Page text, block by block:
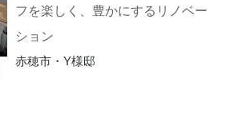
フを楽しく、豊かにするリノベー
ション
赤穂市・Y様邸